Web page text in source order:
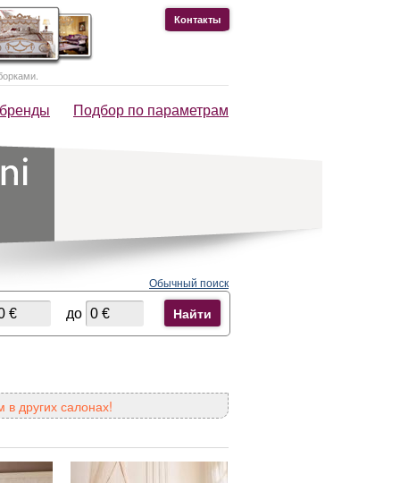
Подбор по параметрам
Контакты
Обычный поиск
до Найти
других салонах!